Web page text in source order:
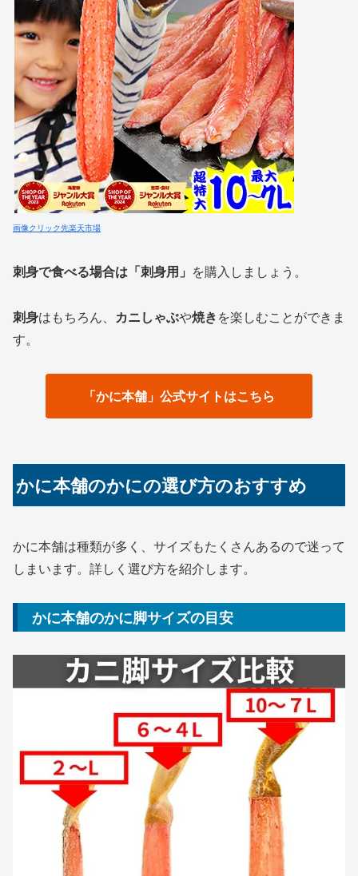
画像クリック先楽天市場
刺身で食べる場合は「刺身用」 を購入しましょう。
刺身はもちろん、 カニしゃぶや焼きを楽しむことができま
す。
「かに本舗」公式サイトはこちら
かに本舗のかにの選び方のおすすめ
かに本舗は種類が多く、サイズもたくさんあるので迷って
しまいます。詳しく選び方を紹介します。
かに本舗のかに脚サイズの目安